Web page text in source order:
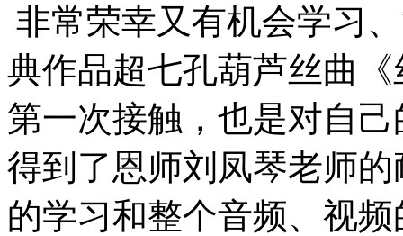
非常荣幸又有机会学习
典作品超七孔葫芦丝曲
第一次接触，也是对自
得到了恩师刘凤琴老师
的学习和整个音频、视